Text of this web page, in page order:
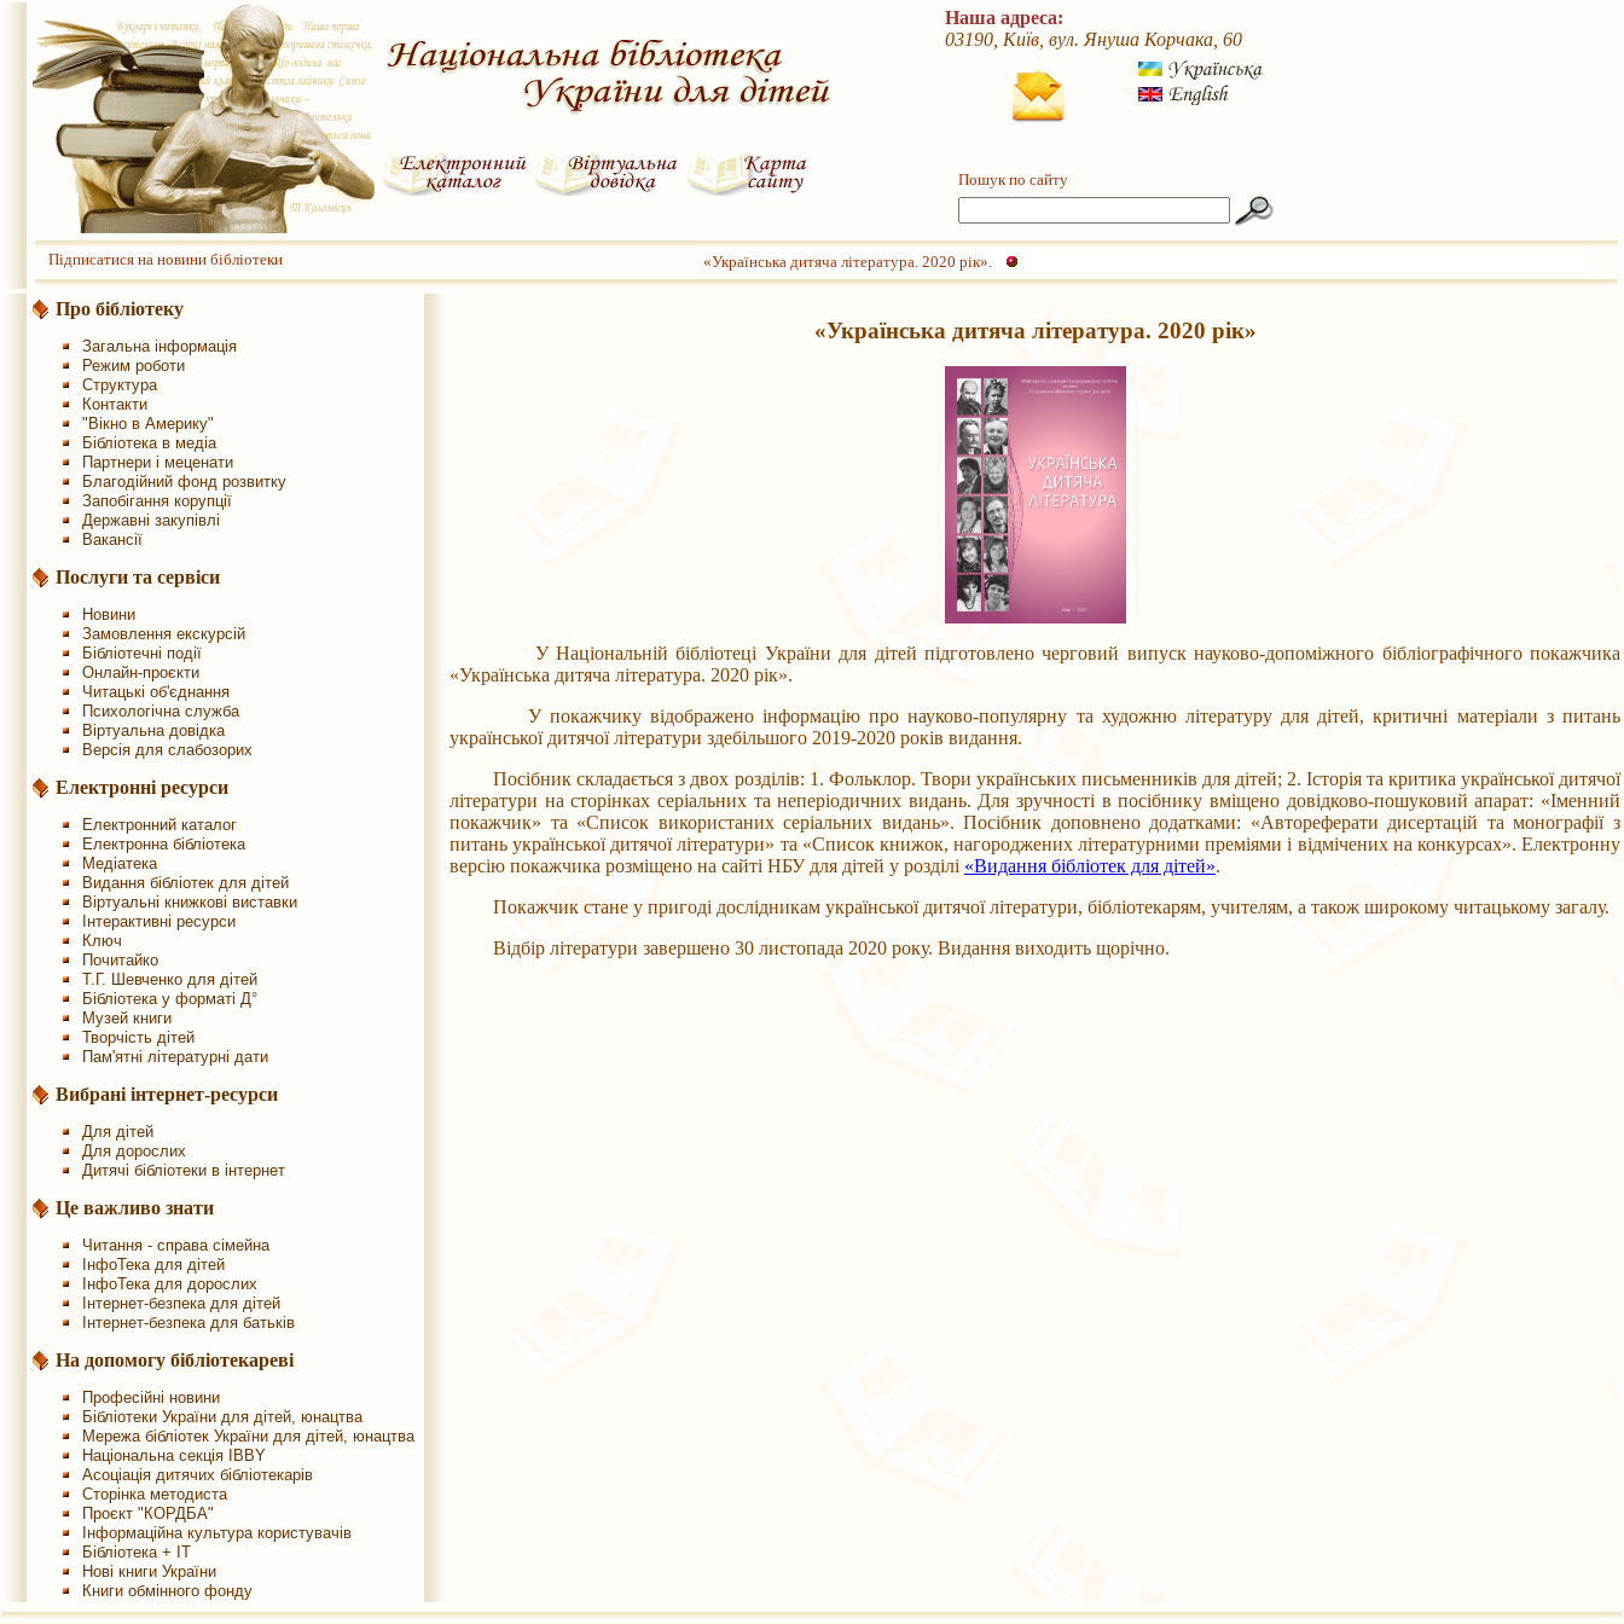
Наша адреса:
03190, Київ, вул. Януша Корчака, 60
Пошук по сайту
Підписатися на новини бібліотеки «Українська дитяча література. 2020 рік».
Про бібліотеку
Загальна інформація
Режим роботи
Структура
Контакти
"Вікно в Америку"
Бібліотека в медіа
Партнери і меценати
Благодійний фонд розвитку
Запобігання корупції
Державні закупівлі
Вакансії
Послуги та сервіси
Новини
Замовлення екскурсій
Бібліотечні події
Онлайн-проєкти
Читацькі об'єднання
Психологічна служба
Віртуальна довідка
Версія для слабозорих
Електронні ресурси
Електронний каталог
Електронна бібліотека
Медіатека
Видання бібліотек для дітей
Віртуальні книжкові виставки
Інтерактивні ресурси
Ключ
Почитайко
Т.Г. Шевченко для дітей
Бібліотека у форматі Д°
Музей книги
Творчість дітей
Пам'ятні літературні дати
Вибрані інтернет-ресурси
Для дітей
Для дорослих
Дитячі бібліотеки в інтернет
Це важливо знати
Читання - справа сімейна
ІнфоТека для дітей
ІнфоТека для дорослих
Інтернет-безпека для дітей
Інтернет-безпека для батьків
На допомогу бібліотекареві
Професійні новини
Бібліотеки України для дітей, юнацтва
Мережа бібліотек України для дітей, юнацтва
Національна секція IBBY
Асоціація дитячих бібліотекарів
Сторінка методиста
Проєкт "КОРДБА"
Інформаційна культура користувачів
Бібліотека + IT
Нові книги України
Книги обмінного фонду
«Українська дитяча література. 2020 рік»
У Національній бібліотеці України для дітей підготовлено черговий випуск науково-допоміжного бібліографічного покажчика
«Українська дитяча література. 2020 рік».
У покажчику відображено інформацію про науково-популярну та художню літературу для дітей, критичні матеріали з питань
української дитячої літератури здебільшого 2019-2020 років видання.
Посібник складається з двох розділів: 1. Фольклор. Твори українських письменників для дітей; 2. Історія та критика української дитячої
літератури на сторінках серіальних та неперіодичних видань. Для зручності в посібнику вміщено довідково-пошуковий апарат: «Іменний
покажчик» та «Список використаних серіальних видань». Посібник доповнено додатками: «Автореферати дисертацій та монографії з
питань української дитячої літератури» та «Список книжок, нагороджених літературними преміями і відмічених на конкурсах». Електронну
версію покажчика розміщено на сайті НБУ для дітей у розділі «Видання бібліотек для дітей».
Покажчик стане у пригоді дослідникам української дитячої літератури, бібліотекарям, учителям, а також широкому читацькому загалу.
Відбір літератури завершено 30 листопада 2020 року. Видання виходить щорічно.